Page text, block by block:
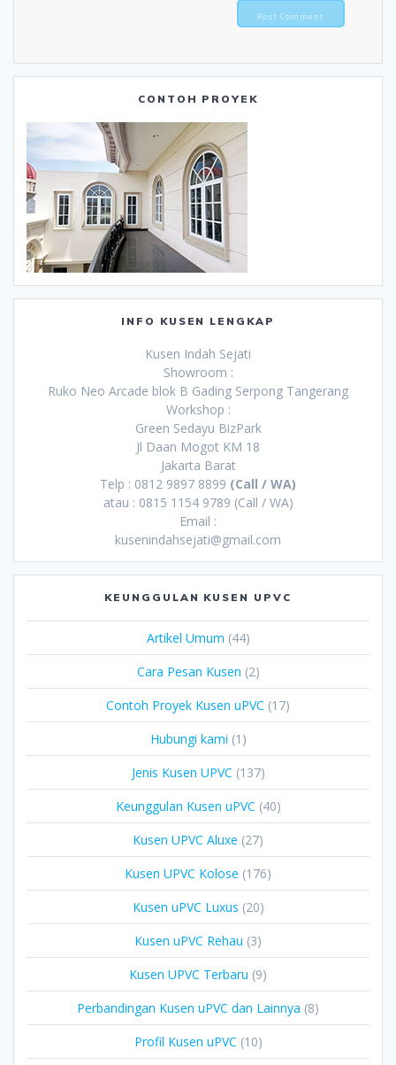
CONTOH PROYEK
INFO KUSEN LENGKAP
Kusen Indah Sejati
Showroom :
Ruko Neo Arcade blok B Gading Serpong Tangerang
Workshop :
Green Sedayu BizPark
Jl Daan Mogot KM 18
Jakarta Barat
Telp : 0812 9897 8899 (Call / WA)
atau : 0815 1154 9789 (Call / WA)
Email :
kusenindahsejati@gmail.com
KEUNGGULAN KUSEN UPVC
Artikel Umum (44)
Cara Pesan Kusen (2)
Contoh Proyek Kusen uPVC (17)
Hubungi kami (1)
Jenis Kusen UPVC (137)
Keunggulan Kusen uPVC (40)
Kusen UPVC Aluxe (27)
Kusen UPVC Kolose (176)
Kusen uPVC Luxus (20)
Kusen uPVC Rehau (3)
Kusen UPVC Terbaru (9)
Perbandingan Kusen uPVC dan Lainnya (8)
Profil Kusen uPVC (10)